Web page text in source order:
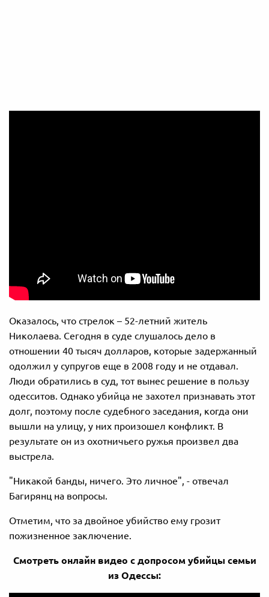
Оказалось, что стрелок – 52-летний житель
Николаева. Сегодня в суде слушалось дело в
отношении 40 тысяч долларов, которые задержанный
одолжил у супругов еще в 2008 году и не отдавал.
Люди обратились в суд, тот вынес решение в пользу
одесситов. Однако убийца не захотел признавать этот
долг, поэтому после судебного заседания, когда они
вышли на улицу, у них произошел конфликт. В
результате он из охотничьего ружья произвел два
выстрела.
"Никакой банды, ничего. Это личное", - отвечал
Багирянц на вопросы.
Отметим, что за двойное убийство ему грозит
пожизненное заключение.
Смотреть онлайн видео с допросом убийцы семьи
из Одессы: